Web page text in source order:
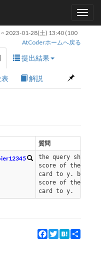
~ 2023-01-28(土) 13:40 (100
AtCoderホームへ戻る
提出結果
解説
質問
the query should
score of the x-th
card to y. but
score of the i-th
card to y.
Facebook
Twitter
Hatena